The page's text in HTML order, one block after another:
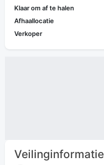
Klaar om af te halen
Afhaallocatie
Verkoper
Veilinginformatie